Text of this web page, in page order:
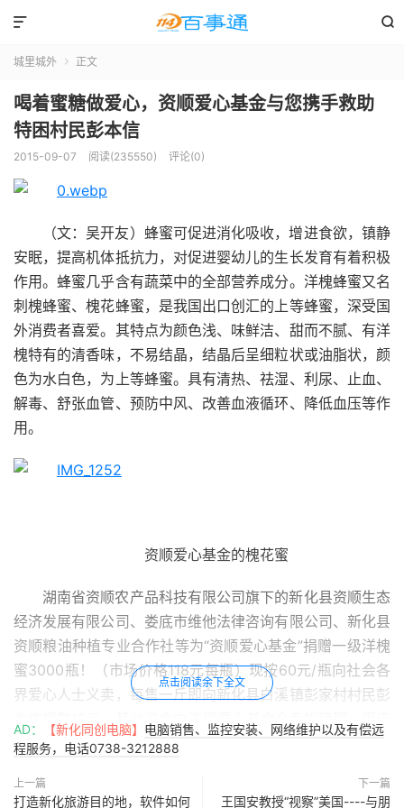


城里城外  正文
喝着蜜糖做爱心，资顺爱心基金与您携手救助
特困村民彭本信
2015-09-07 阅读(235550) 评论(0)
（文：吴开友）蜂蜜可促进消化吸收，增进食欲，镇静
安眠，提高机体抵抗力，对促进婴幼儿的生长发育有着积极
作用。蜂蜜几乎含有蔬菜中的全部营养成分。洋槐蜂蜜又名
刺槐蜂蜜、槐花蜂蜜，是我国出口创汇的上等蜂蜜，深受国
外消费者喜爱。其特点为颜色浅、味鲜洁、甜而不腻、有洋
槐特有的清香味，不易结晶，结晶后呈细粒状或油脂状，颜
色为水白色，为上等蜂蜜。具有清热、祛湿、利尿、止血、
解毒、舒张血管、预防中风、改善血液循环、降低血压等作
用。
资顺爱心基金的槐花蜜
湖南省资顺农产品科技有限公司旗下的新化县资顺生态
经济发展有限公司、娄底市维他法律咨询有限公司、新化县
资顺粮油种植专业合作社等为“资顺爱心基金”捐赠一级洋槐
蜜3000瓶！（市场价格118元每瓶）现按60元/瓶向社会各
界爱心人士义卖，每售一斤即向新化县白溪镇彭家村村民彭
本信捐款10元。其他资金由资顺爱心基金会专帐管理，用于
帮扶留守儿童就学与生活起居中的实际困难，退转残疾军人
点击阅读余下全文
AD： 【新化同创电脑】 电脑销售、监控安装、网络维护以及有偿远
程服务，电话0738-3212888
上一篇
打造新化旅游目的地，软件如何
下一篇
王国安教授“视察”美国----与朋